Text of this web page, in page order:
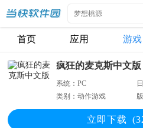
首页 应用 游戏
疯狂的麦克斯中文版
系统：PC
类别：动作游戏
立即下载